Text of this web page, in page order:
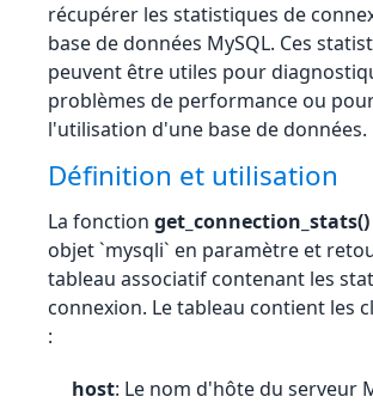
récupérer les statistiques de
base de données MySQL. Ces
peuvent être utiles pour
problèmes de performance ou
l'utilisation d'une base de données.
Définition et utilisation
La fonction get_connection_stats()
objet `mysqli` en paramètre et
tableau associatif contenant les
connexion. Le tableau contient les
:
host: Le nom d'hôte du serveur